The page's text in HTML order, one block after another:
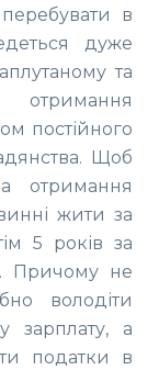
в
дуже
та
отримання
постійного
Щоб
отримання
жити за
5 років за
Причому не
володіти
зарплату, а
податки в